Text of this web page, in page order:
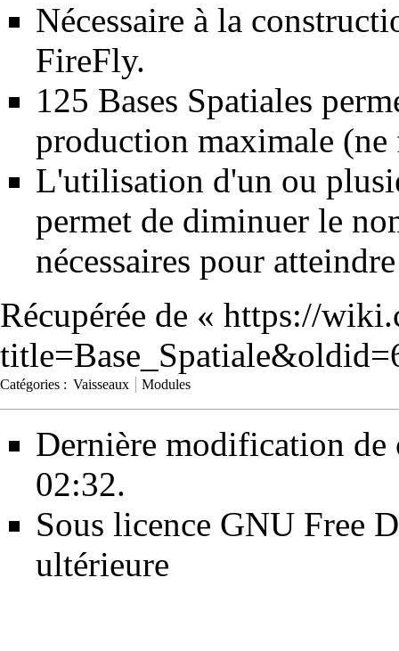
Nécessaire à la
FireFly.
125 Bases Spatiales
production maximale (ne
L'utilisation d'un ou
permet de diminuer le
nécessaires pour
Récupérée de « https://
Catégories : Vaisseaux Modules
Dernière modification de
02:32.
Sous licence GNU Free
ultérieure